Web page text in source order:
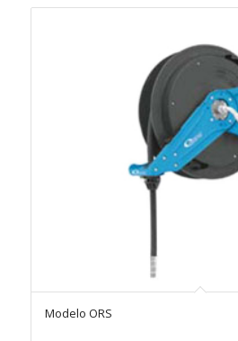
Modelo ORS